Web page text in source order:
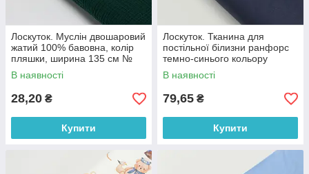
Лоскуток. Муслін двошаровий
жатий 100% бавовна, колір
пляшки, ширина 135 см №
МЖ2-70,45*50 см
В наявності
28,20 ₴
Купити
Лоскуток. Тканина для
постільної білизни ранфорс
темно-синього кольору
Туреччина 240 см No WH-
0074-83, 45*240 см
В наявності
79,65 ₴
Купити